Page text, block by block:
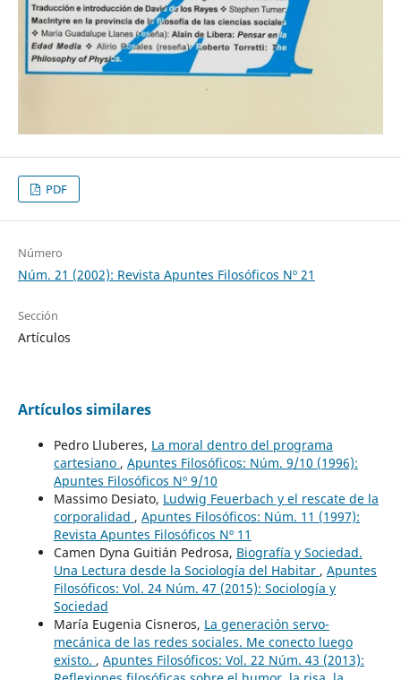
PDF
Número
Núm. 21 (2002): Revista Apuntes Filosóficos Nº 21
Sección
Artículos
Artículos similares
Pedro Lluberes, La moral dentro del programa
cartesiano , Apuntes Filosóficos: Núm. 9/10 (1996):
Apuntes Filosóficos Nº 9/10
Massimo Desiato, Ludwig Feuerbach y el rescate de la
corporalidad , Apuntes Filosóficos: Núm. 11 (1997):
Revista Apuntes Filosóficos Nº 11
Camen Dyna Guitián Pedrosa, Biografía y Sociedad.
Una Lectura desde la Sociología del Habitar , Apuntes
Filosóficos: Vol. 24 Núm. 47 (2015): Sociología y
Sociedad
María Eugenia Cisneros, La generación servo-
mecánica de las redes sociales. Me conecto luego
existo. , Apuntes Filosóficos: Vol. 22 Núm. 43 (2013):